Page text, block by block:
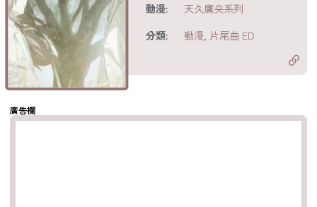
動漫:
天久鷹央系列
分類:
動漫 片尾曲 ED
分享至
享至 X
分享至
製鏈結
廣告欄